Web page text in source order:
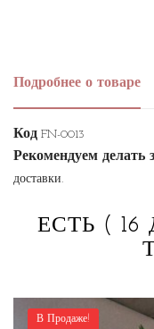
Подробнее о товаре
Код FN-0013
Рекомендуем делать
доставки.
ЕСТЬ (
В Продаже!